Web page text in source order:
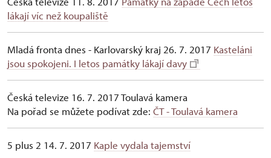
lákají víc než koupaliště
Mladá fronta dnes - Karlovarský kraj 26. 7. 2017 Kasteláni
jsou spokojeni. I letos památky lákají davy
Česká televize 16. 7. 2017 Toulavá kamera
Na pořad se můžete podívat zde: ČT - Toulavá kamera
5 plus 2 14. 7. 2017 Kaple vydala tajemství